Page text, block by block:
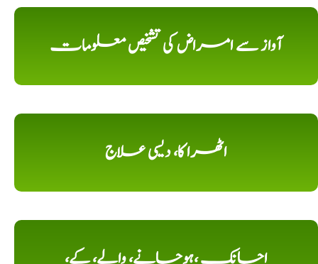
آواز سے امراض کی تشخیص معلومات
اٹھرا کا، دیسی علاج
اچانک ،ہوجانے، والے، کے،